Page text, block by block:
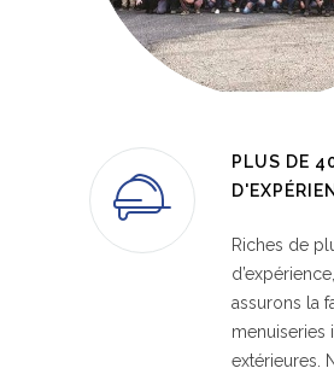
PLUS DE
Riches de
assurons la
menuiseries
extérieures.